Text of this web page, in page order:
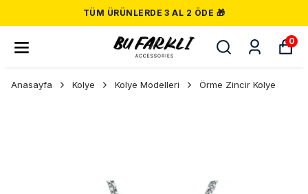
TÜM ÜRÜNLERDE 3 AL 2 ÖDE 🎁
0
Anasayfa Kolye Kolye Modelleri Örme Zincir Kolye